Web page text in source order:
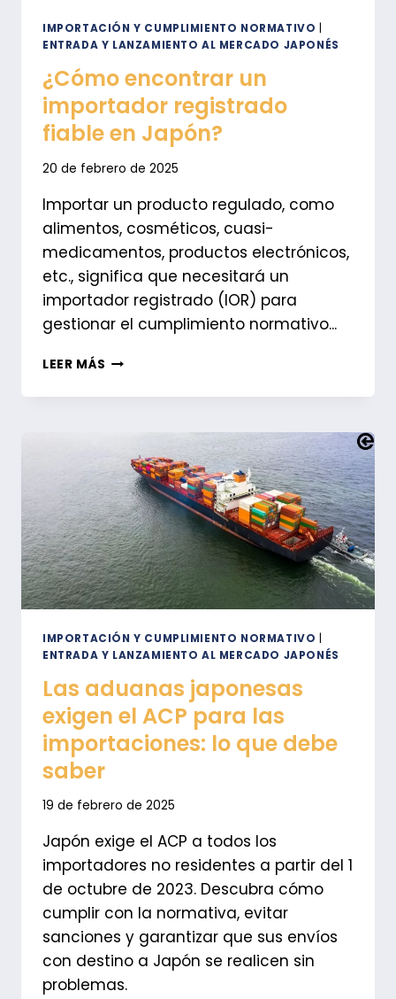
IMPORTACIÓN Y CUMPLIMIENTO NORMATIVO
ENTRADA Y LANZAMIENTO AL MERCADO JAPONÉS
¿Cómo encontrar un
importador registrado
fiable en Japón?
20 de febrero de 2025
Importar un producto regulado, como
alimentos, cosméticos, cuasi-
medicamentos, productos electrónicos,
etc., significa que necesitará un
importador registrado (IOR) para
gestionar el cumplimiento normativo...
LEER MÁS ¿CÓMO
UN
REGISTRADO
FIABLE
EN
JAPÓN?
IMPORTACIÓN Y CUMPLIMIENTO NORMATIVO
ENTRADA Y LANZAMIENTO AL MERCADO JAPONÉS
Las aduanas japonesas
exigen el ACP para las
importaciones: lo que debe
saber
19 de febrero de 2025
Japón exige el ACP a todos los
importadores no residentes a partir del 1
de octubre de 2023. Descubra cómo
cumplir con la normativa, evitar
sanciones y garantizar que sus envíos
con destino a Japón se realicen sin
problemas.